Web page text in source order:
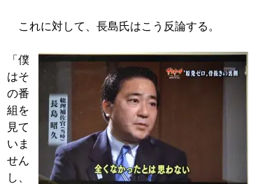
これに対して、長島氏はこう反論する。
「僕
はそ
の番
組を
見て
いま
せん
し、